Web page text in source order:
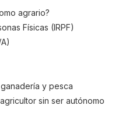
agrario?
Físicas (IRPF)
y pesca
sin ser autónomo